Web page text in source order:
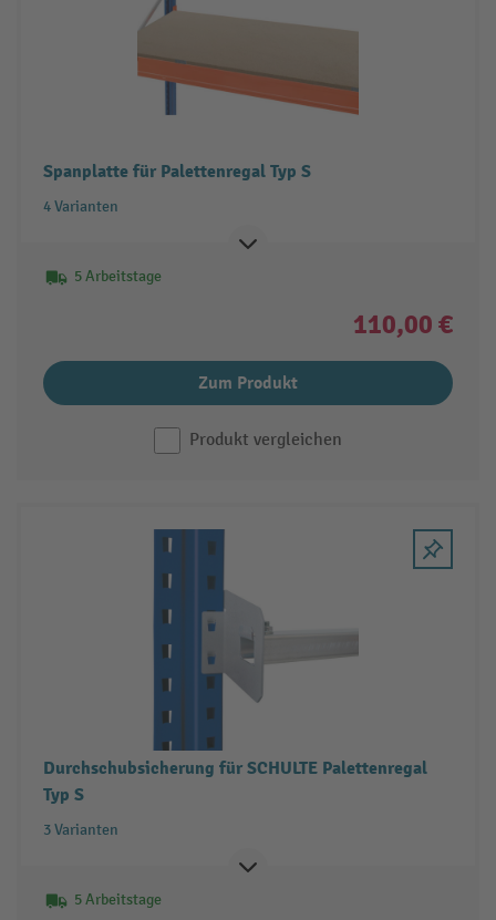
Spanplatte für Palettenregal Typ S
4 Varianten
5 Arbeitstage
110,00 €
Zum Produkt
Produkt vergleichen
Durchschubsicherung für SCHULTE Palettenregal
Typ S
3 Varianten
5 Arbeitstage